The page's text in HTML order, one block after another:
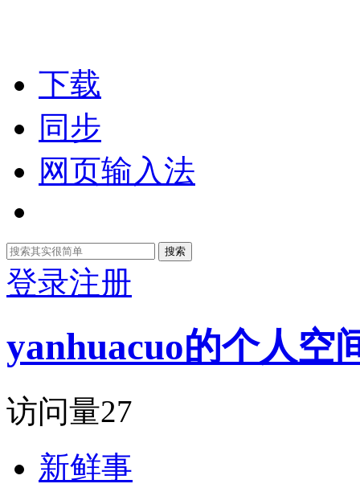
下载
同步
网页输入法
搜索
登录注册
yanhuacuo的个人空
访问量27
新鲜事